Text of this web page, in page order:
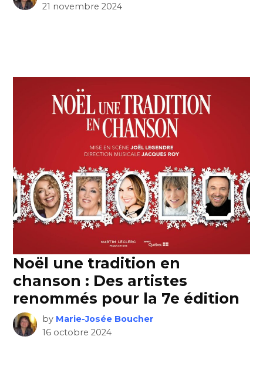
21 novembre 2024
Noël une tradition en
chanson : Des artistes
renommés pour la 7e édition
by Marie-Josée Boucher
16 octobre 2024